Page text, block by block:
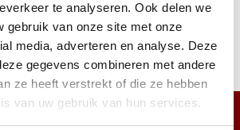
te analyseren. Ook delen we
gebruik van onze site met onze
media, adverteren en analyse. Deze
gegevens combineren met andere
ze heeft verstrekt of die ze hebben
van uw gebruik van hun services.